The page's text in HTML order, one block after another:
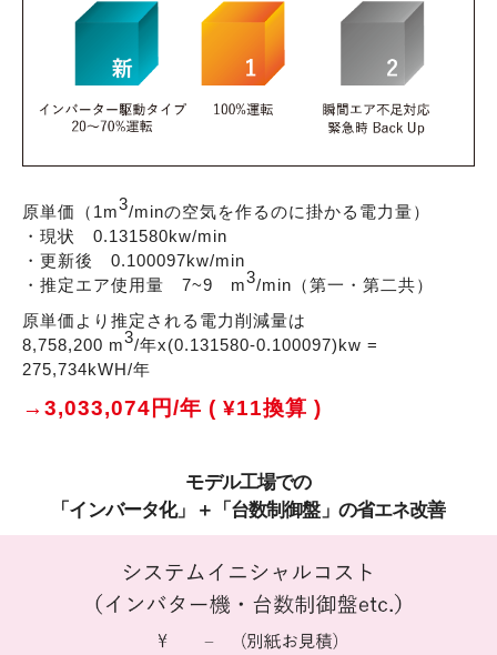
原単価（1m3/minの空気を作るのに掛かる電力量）
・現状 0.131580kw/min
・更新後 0.100097kw/min
・推定エア使用量 7~9 m3/min（第一・第二共）
原単価より推定される電力削減量は
8,758,200 m3/年x(0.131580-0.100097)kw =
275,734kWH/年
→3,033,074円/年 ( ¥11換算 )
モデル工場での
「インバータ化」＋「台数制御盤」の省エネ改善